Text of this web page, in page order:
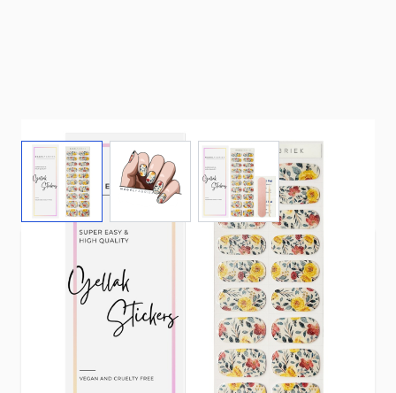
View larger imageView larger imageView larger image
Eenvoudig en snel mooie nagels met gellak
stickers flower. Draagtijd 1-2 weken. Breng een
laagje uv-topcoat aan voor een langere